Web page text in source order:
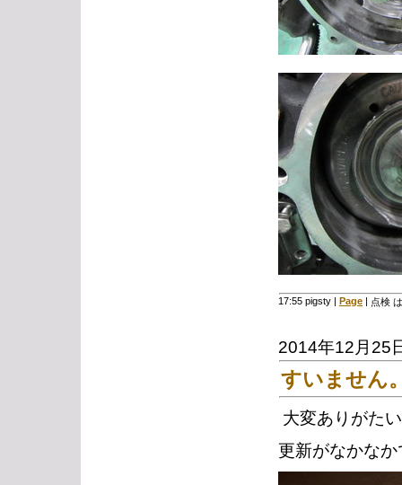
17:55 pigsty | Page | 点検 は
2014年12月25
すいません
大変ありがた
更新がなかな